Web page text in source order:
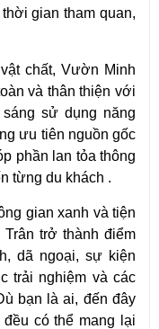
gian tham quan,
chất, Vườn Minh
và thân thiện với
sử dụng năng
ưu tiên nguồn gốc
phần lan tỏa thông
từng du khách .
gian xanh và tiện
trở thành điểm
dã ngoại, sự kiện
trải nghiệm và các
bạn là ai, đến đây
có thể mang lại